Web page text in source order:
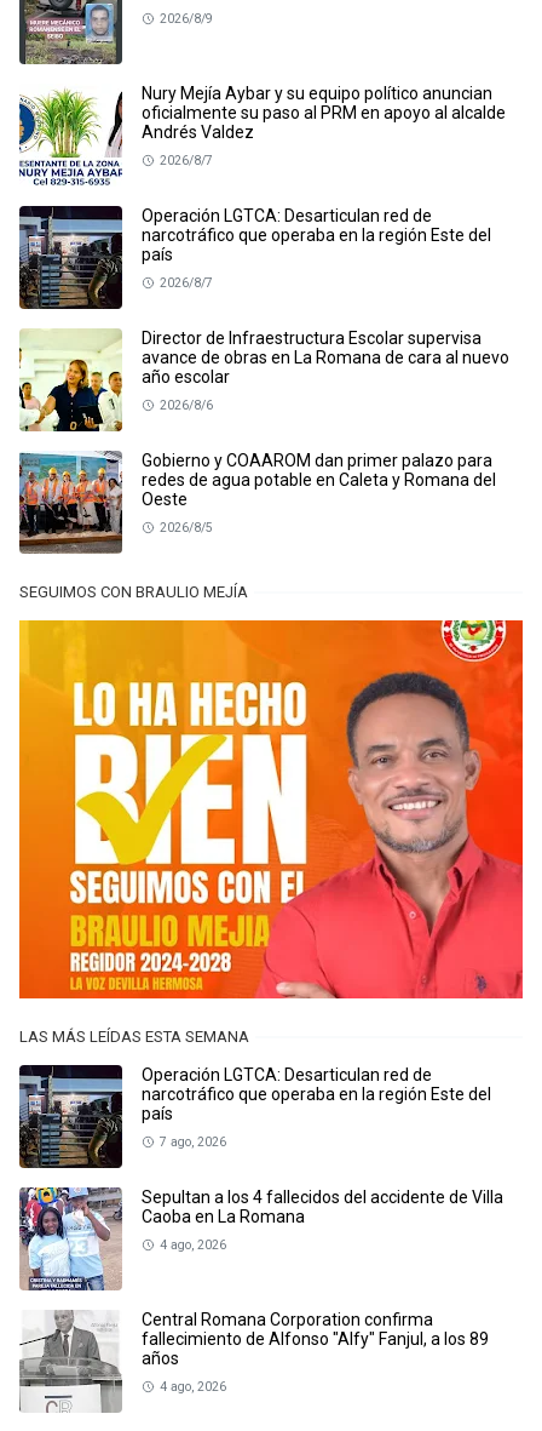
2026/8/9
Nury Mejía Aybar y su equipo político anuncian
oficialmente su paso al PRM en apoyo al alcalde
Andrés Valdez
2026/8/7
Operación LGTCA: Desarticulan red de
narcotráfico que operaba en la región Este del
país
2026/8/7
Director de Infraestructura Escolar supervisa
avance de obras en La Romana de cara al nuevo
año escolar
2026/8/6
Gobierno y COAAROM dan primer palazo para
redes de agua potable en Caleta y Romana del
Oeste
2026/8/5
SEGUIMOS CON BRAULIO MEJÍA
LAS MÁS LEÍDAS ESTA SEMANA
Operación LGTCA: Desarticulan red de
narcotráfico que operaba en la región Este del
país
7 ago, 2026
Sepultan a los 4 fallecidos del accidente de Villa
Caoba en La Romana
4 ago, 2026
Central Romana Corporation confirma
fallecimiento de Alfonso "Alfy" Fanjul, a los 89
años
4 ago, 2026